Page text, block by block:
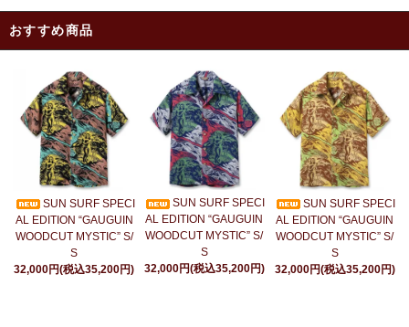
おすすめ商品
SUN SURF SPECI
AL EDITION “GAUGUIN
WOODCUT MYSTIC” S/
S
32,000円(税込35,200円)
SUN SURF SPECI
AL EDITION “GAUGUIN
WOODCUT MYSTIC” S/
S
32,000円(税込35,200円)
SUN SURF SPECI
AL EDITION “GAUGUIN
WOODCUT MYSTIC” S/
S
32,000円(税込35,200円)